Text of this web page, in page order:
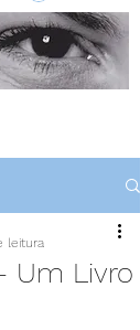
Um Livro
leitura